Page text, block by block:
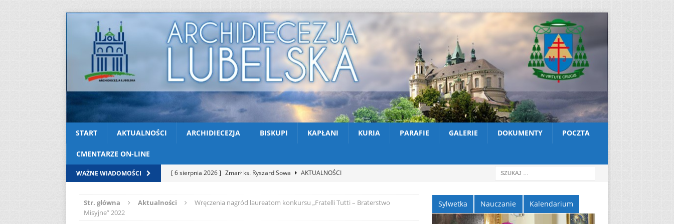
START AKTUALNOŚCI ARCHIDIECEZJA BISKUPI KAPŁANI KURIA PARAFIE GALERIE DOKUMENTY POCZTA
CMENTARZE ON-LINE
WAŻNE WIADOMOŚCI [ 6 sierpnia 2026 ] Zmarł ks. Ryszard Sowa
AKTUALNOŚCI
AKTUALNOŚCI
Str. główna Aktualności
Wręczenia nagród laureatom konkursu „Fratelli Tutti – Braterstwo
Misyjne” 2022
Sylwetka Nauczanie Kalendarium